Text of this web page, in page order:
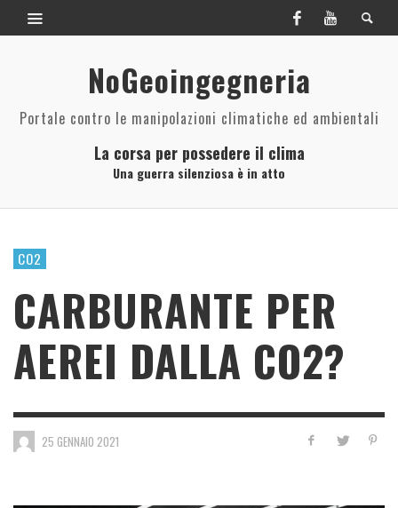
NoGeoingegneria
Portale contro le manipolazioni climatiche ed ambientali
La corsa per possedere il clima
Una guerra silenziosa è in atto
CO2
CARBURANTE PER
AEREI DALLA CO2?
25 GENNAIO 2021